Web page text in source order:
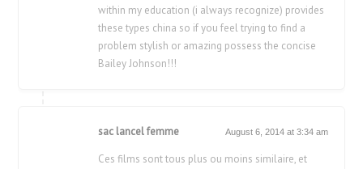
within my education (i always recognize) provides
these types china so if you feel trying to find a
problem stylish or amazing possess the concise
Bailey Johnson!!!
sac lancel femme August 6, 2014 at 3:34 am
Ces films sont tous plus ou moins similaire, et